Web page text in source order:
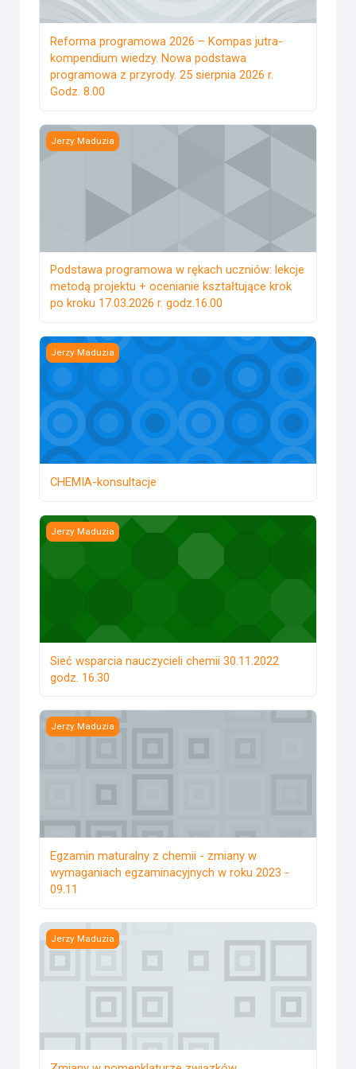
Reforma programowa 2026 – Kompas jutra-
kompendium wiedzy. Nowa podstawa
programowa z przyrody. 25 sierpnia 2026 r.
Godz. 8.00
Podstawa programowa w rękach uczniów: lekcje metodą
Jerzy Maduzia
Podstawa programowa w rękach uczniów: lekcje
metodą projektu + ocenianie kształtujące krok
po kroku 17.03.2026 r. godz.16.00
CHEMIA-konsultacje
Jerzy Maduzia
CHEMIA-konsultacje
Sieć wsparcia nauczycieli chemii 30.11.2022 godz. 16.30
Jerzy Maduzia
Sieć wsparcia nauczycieli chemii 30.11.2022
godz. 16.30
Egzamin maturalny z chemii - zmiany w wymaganiach
Jerzy Maduzia
Egzamin maturalny z chemii - zmiany w
wymaganiach egzaminacyjnych w roku 2023 -
09.11
Zmiany w nomenklaturze związków organicznych – cz.1.
Jerzy Maduzia